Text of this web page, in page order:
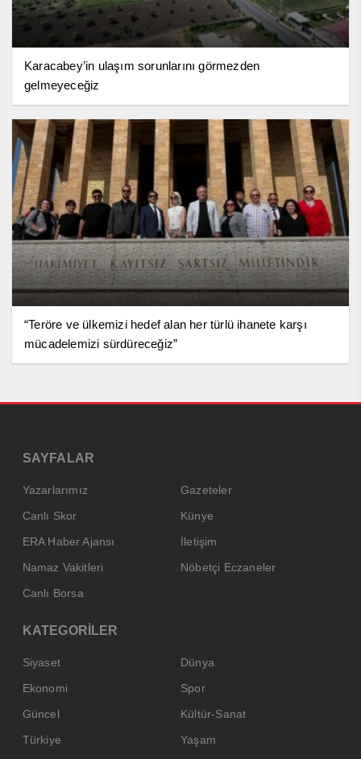
Karacabey’in ulaşım sorunlarını görmezden
gelmeyeceğiz
“Teröre ve ülkemizi hedef alan her türlü ihanete karşı
mücadelemizi sürdüreceğiz”
SAYFALAR
Yazarlarımız
Gazeteler
Canlı Skor
Künye
ERA Haber Ajansı
İletişim
Namaz Vakitleri
Nöbetçi Eczaneler
Canlı Borsa
KATEGORİLER
Siyaset
Dünya
Ekonomi
Spor
Güncel
Kültür-Sanat
Türkiye
Yaşam